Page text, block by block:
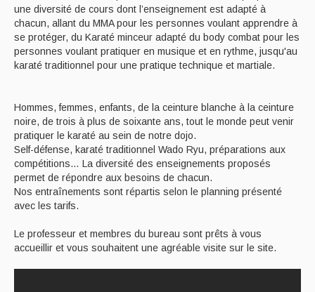
une diversité de cours dont l’enseignement est adapté à
chacun, allant du MMA pour les personnes voulant apprendre à
se protéger, du Karaté minceur adapté du body combat pour les
personnes voulant pratiquer en musique et en rythme, jusqu'au
karaté traditionnel pour une pratique technique et martiale.
Hommes, femmes, enfants, de la ceinture blanche à la ceinture
noire, de trois à plus de soixante ans, tout le monde peut venir
pratiquer le karaté au sein de notre dojo.
​Self-défense, karaté traditionnel Wado Ryu, préparations aux
compétitions… La diversité des enseignements proposés
permet de répondre aux besoins de chacun.
Nos entraînements sont répartis selon le planning présenté
avec les tarifs.
Le professeur et membres du bureau sont prêts à vous
accueillir et vous souhaitent une agréable visite sur le site.